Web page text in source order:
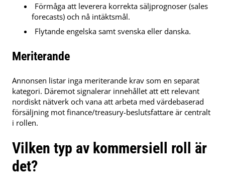
Förmåga att leverera korrekta säljprognoser (sales
forecasts) och nå intäktsmål.
Flytande engelska samt svenska eller danska.
Meriterande
Annonsen listar inga meriterande krav som en separat
kategori. Däremot signalerar innehållet att ett relevant
nordiskt nätverk och vana att arbeta med värdebaserad
försäljning mot finance/treasury-beslutsfattare är centralt
i rollen.
Vilken typ av kommersiell roll är
det?